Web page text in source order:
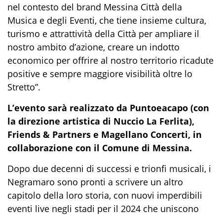
nel contesto del brand Messina Città della
Musica e degli Eventi, che tiene insieme cultura,
turismo e attrattività della Città per ampliare il
nostro ambito d’azione, creare un indotto
economico per offrire al nostro territorio ricadute
positive e sempre maggiore visibilità oltre lo
Stretto”.
L’evento sarà realizzato da Puntoeacapo (con
la direzione artistica di Nuccio La Ferlita),
Friends & Partners e Magellano Concerti, in
collaborazione con il Comune di Messina.
Dopo due decenni di successi e trionfi musicali, i
Negramaro sono pronti a scrivere un altro
capitolo della loro storia, con nuovi imperdibili
eventi live negli stadi per il 2024 che uniscono